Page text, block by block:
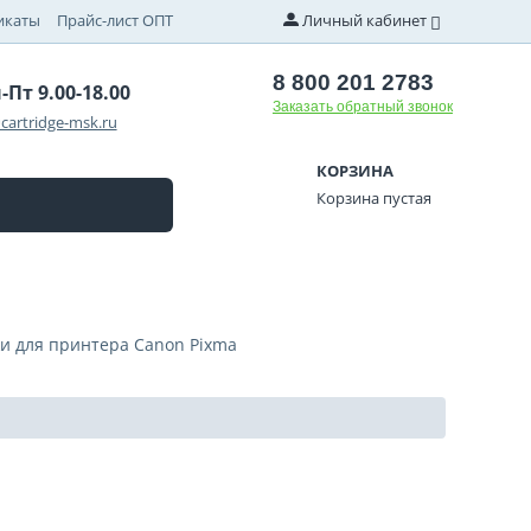
Прайс-лист ОПТ Личный кабинет
Пт 9.00-18.00
msk.ru
8 800 201 2783
Заказать обратный звонок
КОРЗИНА
Корзина пустая
для принтера Canon Pixma